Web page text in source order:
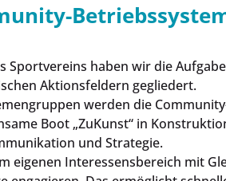
Sportvereins haben wir die
Aktionsfeldern gegliedert.
werden die
Boot „ZuKunst“ in
und Strategie.
eigenen Interessensbereich mit